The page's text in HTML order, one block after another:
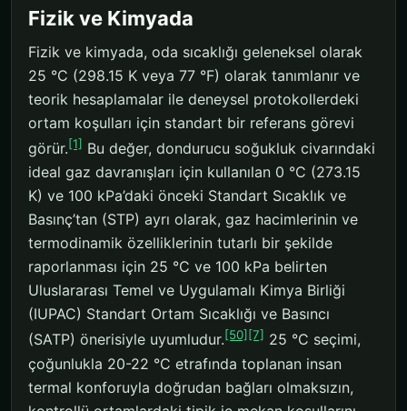
Fizik ve Kimyada
Fizik ve kimyada, oda sıcaklığı geleneksel olarak
25 °C (298.15 K veya 77 °F) olarak tanımlanır ve
teorik hesaplamalar ile deneysel protokollerdeki
ortam koşulları için standart bir referans görevi
görür.[1] Bu değer, dondurucu soğukluk civarındaki
ideal gaz davranışları için kullanılan 0 °C (273.15
K) ve 100 kPa’daki önceki Standart Sıcaklık ve
Basınç’tan (STP) ayrı olarak, gaz hacimlerinin ve
termodinamik özelliklerinin tutarlı bir şekilde
raporlanması için 25 °C ve 100 kPa belirten
Uluslararası Temel ve Uygulamalı Kimya Birliği
(IUPAC) Standart Ortam Sıcaklığı ve Basıncı
(SATP) önerisiyle uyumludur.[50] [7] 25 °C seçimi,
çoğunlukla 20-22 °C etrafında toplanan insan
termal konforuyla doğrudan bağları olmaksızın,